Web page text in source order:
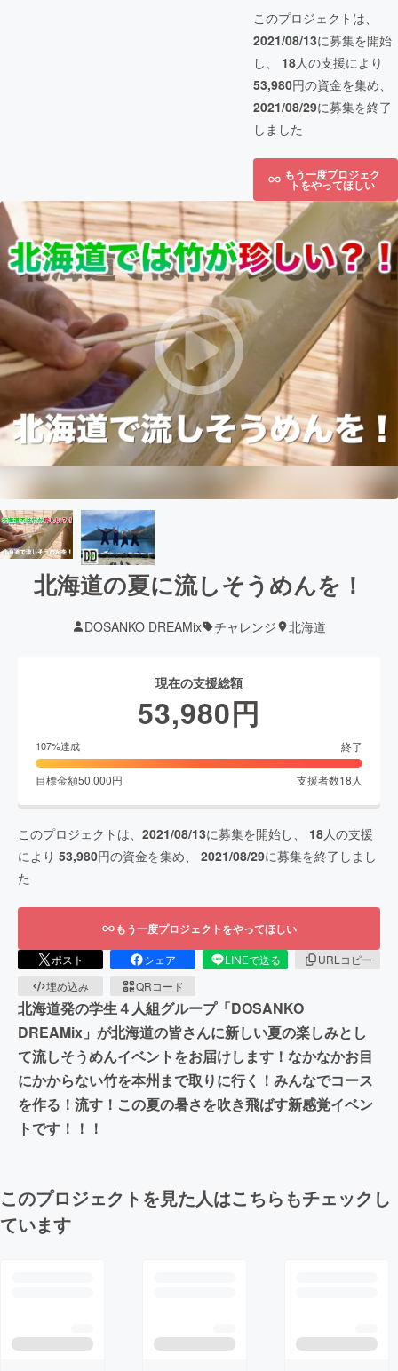
このプロジェクトは、
2021/08/13に募集を開始
し、 18人の支援により
53,980円の資金を集め、
2021/08/29に募集を終了
しました
もう一度プロジェク
トをやってほしい
北海道の夏に流しそうめんを！
DOSANKO DREAMix チャレンジ 北海道
現在の支援総額
53,980円
107%達成 終了
目標金額50,000円 支援者数18 人
このプロジェクトは、 2021/08/13に募集を開始し、 18人の支援
により 53,980円の資金を集め、 2021/08/29に募集を終了しまし
た
もう一度プロジェクトをやってほしい
ポスト シェア LINEで送る
URLコピー
埋め込み
QRコード
北海道発の学生４人組グループ「DOSANKO
DREAMix」が北海道の皆さんに新しい夏の楽しみとし
て流しそうめんイベントをお届けします！なかなかお目
にかからない竹を本州まで取りに行く！みんなでコース
を作る！流す！この夏の暑さを吹き飛ばす新感覚イベン
トです！！！
このプロジェクトを見た人はこちらもチェックし
ています